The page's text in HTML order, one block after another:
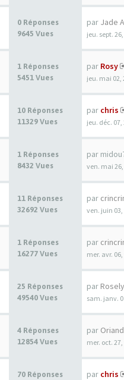
0 Réponses
9645 Vues
par Jade A
jeu. sept.
1 Réponses
5451 Vues
par Rosy
jeu. mai 02,
10 Réponses
11329 Vues
par chris
jeu. déc. 07,
1 Réponses
8432 Vues
par
ven. mai
11 Réponses
32692 Vues
par
ven. juin 03,
1 Réponses
16277 Vues
par
mer. avr.
25 Réponses
49540 Vues
par
sam. janv.
4 Réponses
12854 Vues
par
mer. oct.
70 Réponses
par chris